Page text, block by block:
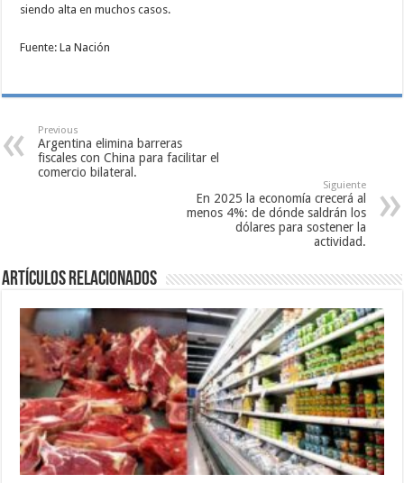
siendo alta en muchos casos.
Fuente: La Nación
Previous
Argentina elimina barreras
fiscales con China para facilitar el
comercio bilateral.
Siguiente
En 2025 la economía crecerá al
menos 4%: de dónde saldrán los
dólares para sostener la
actividad.
Artículos relacionados